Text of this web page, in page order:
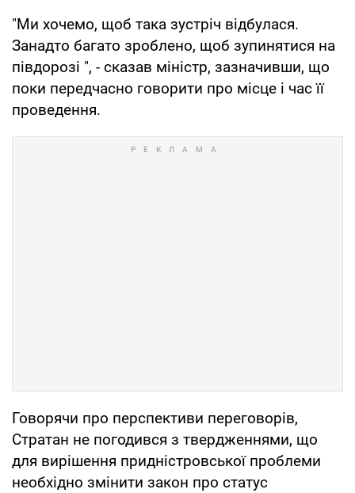
"Ми хочемо, щоб така зустріч відбулася.
Занадто багато зроблено, щоб зупинятися на
півдорозі ", - сказав міністр, зазначивши, що
поки передчасно говорити про місце і час її
проведення.
Говорячи про перспективи переговорів,
Стратан не погодився з твердженнями, що
для вирішення придністровської проблеми
необхідно змінити закон про статус